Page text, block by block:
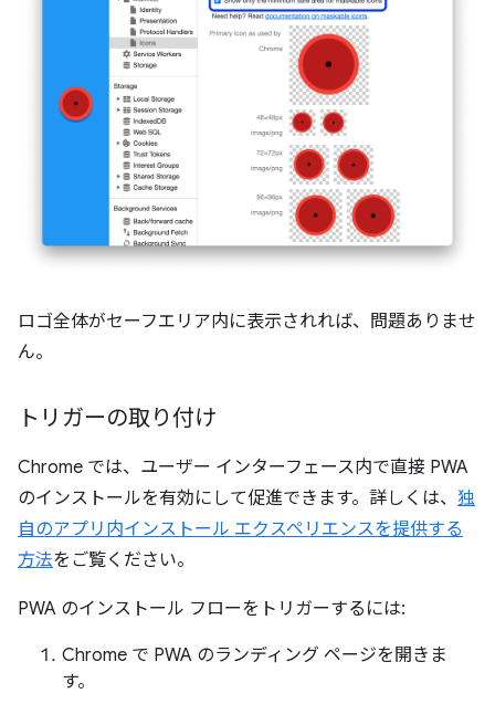
ロゴ全体がセーフエリア内に表示されれば、問題ありませ
ん。
トリガーの取り付け
Chrome では、ユーザー インターフェース内で直接 PWA
のインストールを有効にして促進できます。詳しくは、 独
自のアプリ内インストール エクスペリエンスを提供する
方法をご覧ください。
PWA のインストール フローをトリガーするには:
Chrome で PWA のランディング ページを開きま
す。